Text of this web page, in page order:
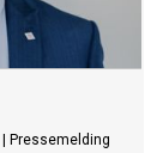
Pressemelding